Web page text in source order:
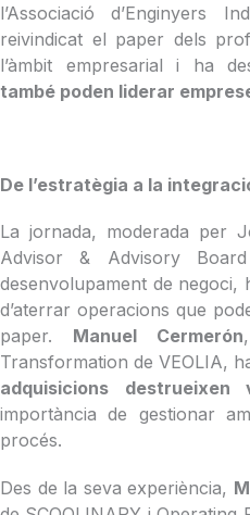
l’Associació d’Enginyers
reivindicat el paper dels
l’àmbit empresarial i ha
també poden liderar
De l’estratègia a la
La jornada, moderada per
Advisor & Advisory
desenvolupament de
d’aterrar operacions que
paper. Manuel Cermerón
Transformation de VEOLIA,
adquisicions destrueixen
importància de gestionar
procés.
Des de la seva experiència,